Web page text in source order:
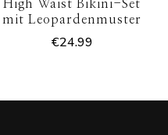
High Waist Bikini-Set
mit Leopardenmuster
€24.99